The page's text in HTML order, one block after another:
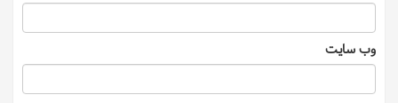
وب‌ سایت